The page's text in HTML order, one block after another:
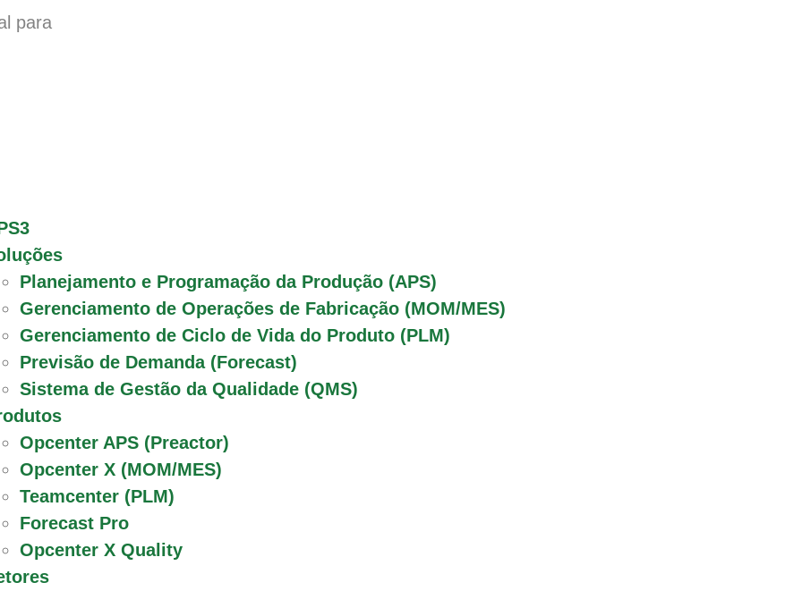
para
Planejamento e Programação da Produção (APS)
Gerenciamento de Operações de Fabricação (MOM/MES)
Gerenciamento de Ciclo de Vida do Produto (PLM)
Previsão de Demanda (Forecast)
Sistema de Gestão da Qualidade (QMS)
Opcenter APS (Preactor)
Opcenter X (MOM/MES)
Teamcenter (PLM)
Forecast Pro
Opcenter X Quality